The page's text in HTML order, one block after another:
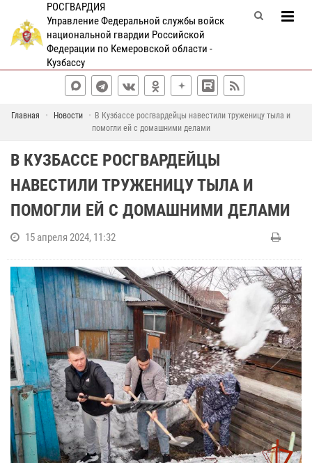
РОСГВАРДИЯ
Управление Федеральной службы войск
национальной гвардии Российской
Федерации по Кемеровской области -
Кузбассу
Главная Новости
В Кузбассе росгвардейцы навестили труженицу тыла и
помогли ей с домашними делами
В КУЗБАССЕ РОСГВАРДЕЙЦЫ
НАВЕСТИЛИ ТРУЖЕНИЦУ ТЫЛА И
ПОМОГЛИ ЕЙ С ДОМАШНИМИ ДЕЛАМИ
15 апреля 2024, 11:32